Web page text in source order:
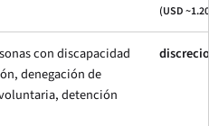
(USD
con discapacidad
denegación de
detención